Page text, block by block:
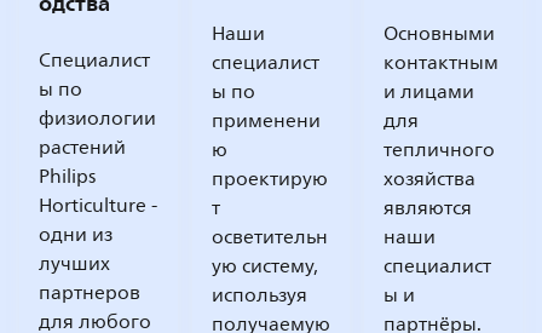
Специалист
ы по
физиологии
растений
Philips
Horticulture -
одни из
лучших
партнеров
для любого
Наши
специалист
ы по
применени
ю
проектирую
т
осветительн
ую систему,
используя
получаемую
Основными
контактным
и лицами
для
тепличного
хозяйства
являются
наши
специалист
ы и
партнёры.